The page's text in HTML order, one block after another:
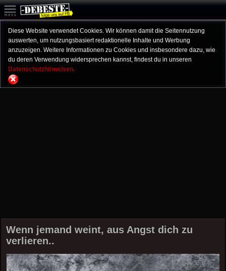
Diese Website verwendet Cookies. Wir können damit die Seitennutzung
auswerten, um nutzungsbasiert redaktionelle Inhalte und Werbung
anzuzeigen. Weitere Informationen zu Cookies und insbesondere dazu, wie
du deren Verwendung widersprechen kannst, findest du in unseren
Datenschutzhinweisen.
Wenn jemand weint, aus Angst dich zu
verlieren..